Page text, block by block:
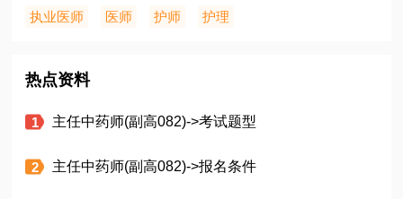
执业医师 医师 护师 护理
热点资料
主任中药师(副高082)->考试题型
主任中药师(副高082)->报名条件